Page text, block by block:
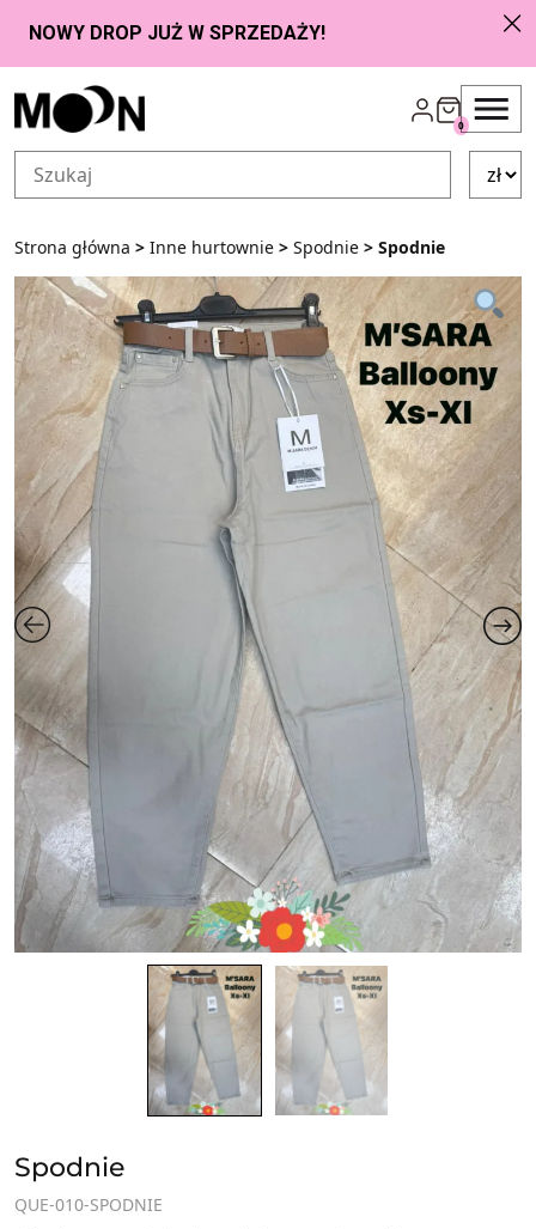
Przejdź do zawartości
0
Strona główna > Inne hurtownie > Spodnie > Spodnie
Spodnie
QUE-010-SPODNIE